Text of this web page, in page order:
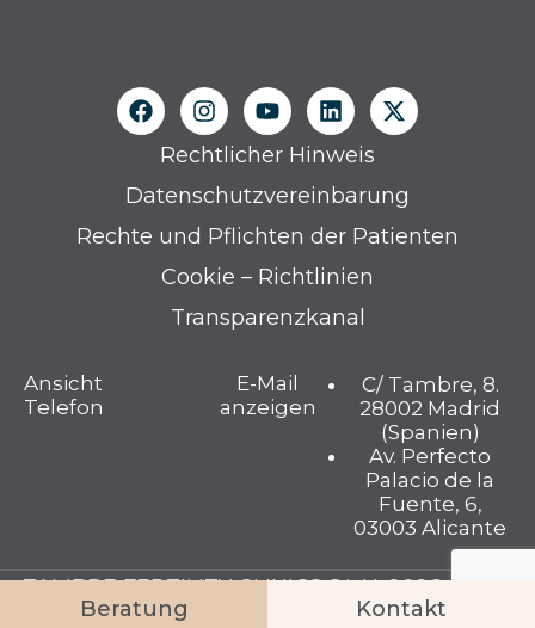
Rechtlicher Hinweis
Datenschutzvereinbarung
Rechte und Pflichten der Patienten
Cookie – Richtlinien
Transparenzkanal
Ansicht
Telefon
E-Mail
anzeigen
C/ Tambre, 8.
28002 Madrid
(Spanien)
Av. Perfecto
Palacio de la
Fuente, 6,
03003 Alicante
TAMBRE FERTILITY CLINICS S.L.U. 2026 © Alle
Rechte vorbehalten.
Beratung Kontakt